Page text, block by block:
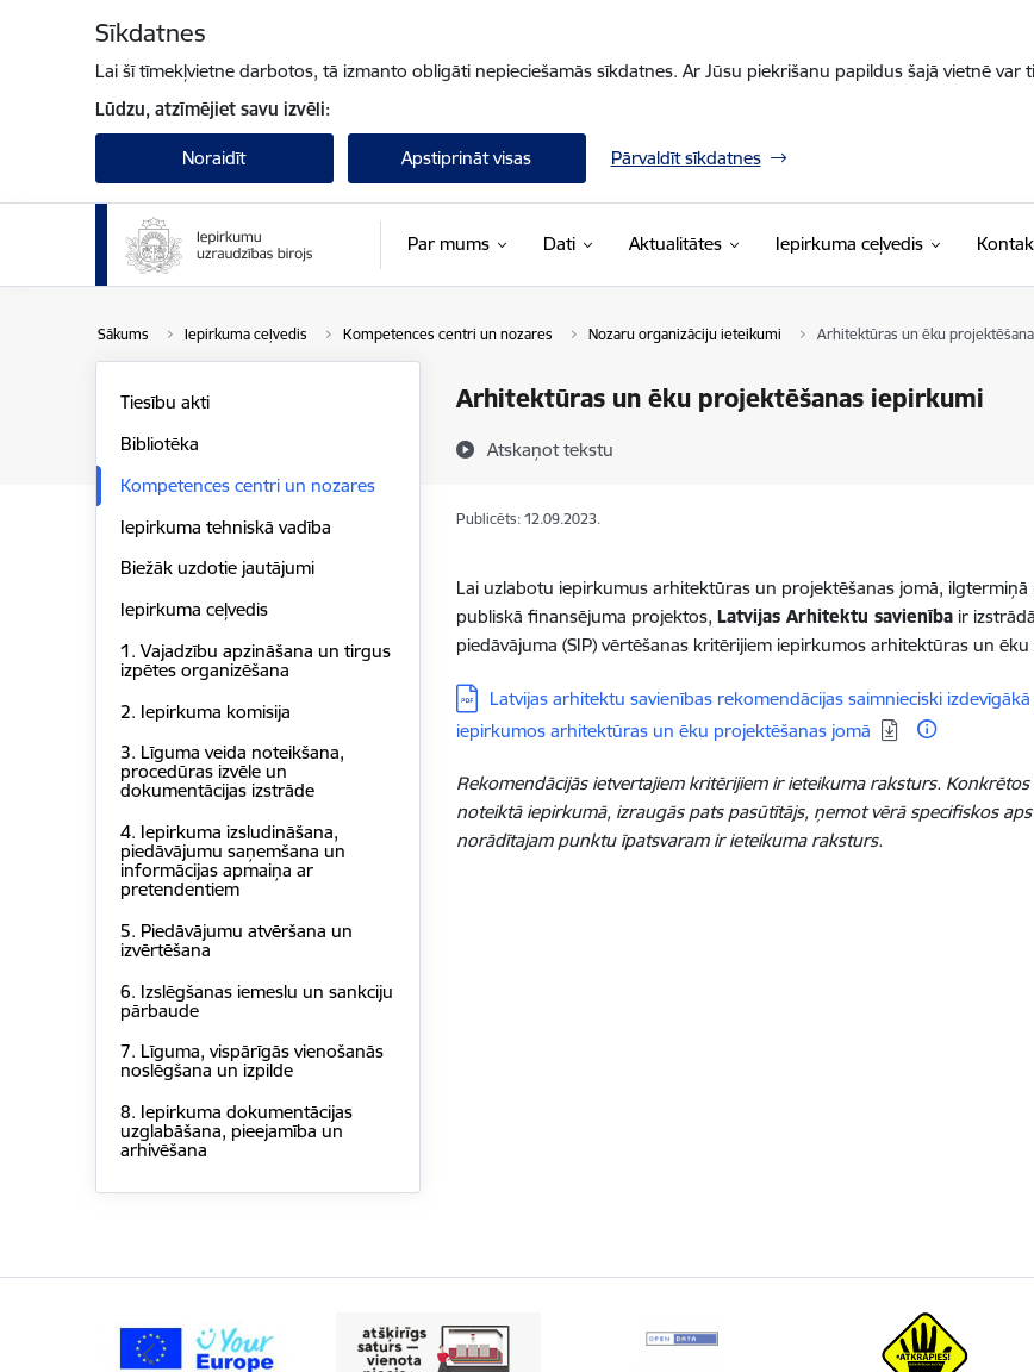
Sīkdatnes
Lai šī tīmekļvietne darbotos, tā izmanto obligāti nepieciešamās sīkdatnes. Ar Jūsu piekrišanu papildus šajā vietnē
Lūdzu, atzīmējiet savu izvēli:
Noraidīt Apstiprināt visas Pārvaldīt sīkdatnes
Par mums Dati Aktualitātes Iepirkuma ceļvedis
Sākums Iepirkuma ceļvedis Kompetences centri un nozares Nozaru organizāciju ieteikumi Arhitektūras un ēku
Arhitektūras un ēku projektēšanas iepirkumi
Atskaņot tekstu
Tiesību akti
Bibliotēka
Kompetences centri un nozares
Iepirkuma tehniskā vadība
Biežāk uzdotie jautājumi
Iepirkuma ceļvedis
1. Vajadzību apzināšana un tirgus
izpētes organizēšana
2. Iepirkuma komisija
3. Līguma veida noteikšana,
procedūras izvēle un
dokumentācijas izstrāde
4. Iepirkuma izsludināšana,
piedāvājumu saņemšana un
informācijas apmaiņa ar
pretendentiem
5. Piedāvājumu atvēršana un
izvērtēšana
6. Izslēgšanas iemeslu un sankciju
pārbaude
7. Līguma, vispārīgās vienošanās
noslēgšana un izpilde
8. Iepirkuma dokumentācijas
uzglabāšana, pieejamība un
arhivēšana
Publicēts: 12.09.2023.
Lai uzlabotu iepirkumus arhitektūras un projektēšanas jomā,
publiskā finansējuma projektos,Latvijas Arhitektu savienība ir
piedāvājuma (SIP) vērtēšanas kritērijiem iepirkumos arhitektūras un
Lejupielādēt:
Latvijas arhitektu savienības rekomendācijas saimnieciski
iepirkumos arhitektūras un ēku projektēšanas jomā
Rekomendācijās ietvertajiem kritērijiem ir ieteikuma raksturs.
noteiktā iepirkumā, izraugās pats pasūtītājs, ņemot vērā specifiskos
norādītajam punktu īpatsvaram ir ieteikuma raksturs.